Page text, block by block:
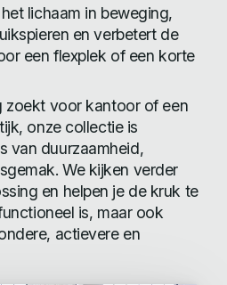
lichaam in beweging,
en verbetert de
een flexplek of een korte
zoekt voor kantoor of een
onze collectie is
van duurzaamheid,
We kijken verder
en helpen je de kruk te
is, maar ook
actievere en